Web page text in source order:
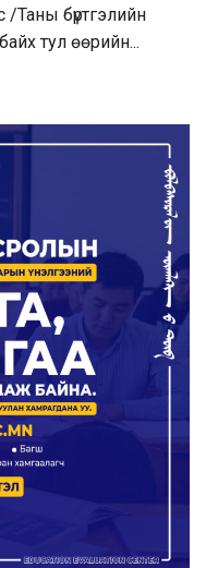
/Таны бүртгэлийн
тул өөрийн...